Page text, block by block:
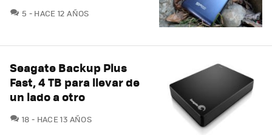
5 COMENTARIOS
HACE 12 AÑOS
Seagate Backup Plus
Fast, 4 TB para llevar de
un lado a otro
18 COMENTARIOS
HACE 13 AÑOS